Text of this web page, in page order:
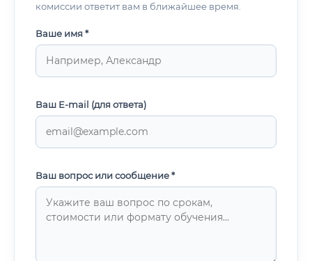
комиссии ответит вам в ближайшее время.
Ваше имя *
Ваш E-mail (для ответа)
Ваш вопрос или сообщение *